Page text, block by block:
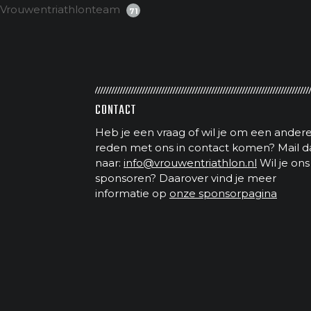
Vrouwentriathlonteam 71
CONTACT
Heb je een vraag of wil je om een
reden met ons in contact komen? Mail
naar: info@vrouwentriathlon.nl Wil je ons
sponsoren? Daarover vind je meer
informatie op onze sponsorpagina